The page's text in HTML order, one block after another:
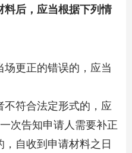
后，应当根据下列情
场更正的错误的，应当
不符合法定形式的，应
次告知申请人需要补正
自收到申请材料之日